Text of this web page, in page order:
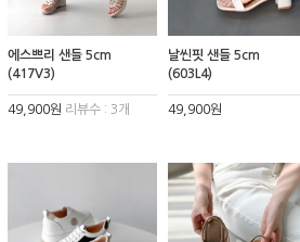
에스쁘리 샌들 5cm
(417V3)
49,900원 리뷰수 : 3개
날씬핏 샌들 5cm
(603L4)
49,900원